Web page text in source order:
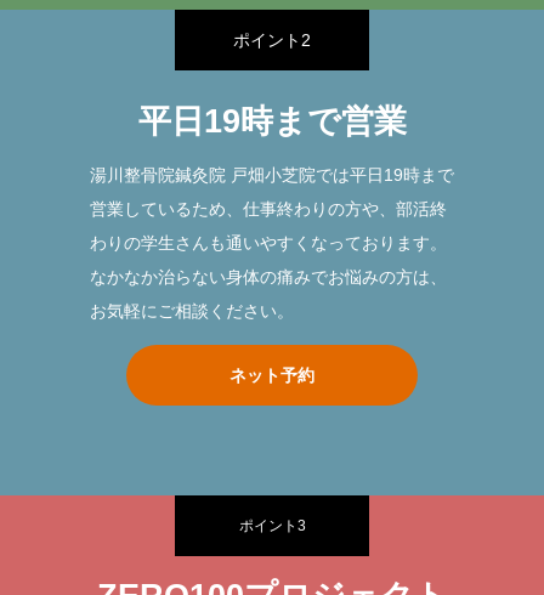
ポイント2
平日19時まで営業
湯川整骨院鍼灸院 戸畑小芝院では平日19時まで
営業しているため、仕事終わりの方や、部活終
わりの学生さんも通いやすくなっております。
なかなか治らない身体の痛みでお悩みの方は、
お気軽にご相談ください。
ネット予約
ポイント3